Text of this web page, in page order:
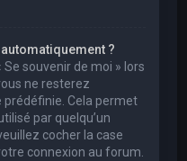
?
souvenir de moi » lors
ne resterez
prédéfinie. Cela permet
par quelqu’un
cocher la case
connexion au forum.